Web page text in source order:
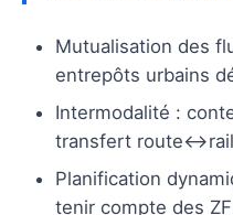
Mutualisation des
entrepôts urbains
Intermodalité :
transfert
Planification
tenir compte des